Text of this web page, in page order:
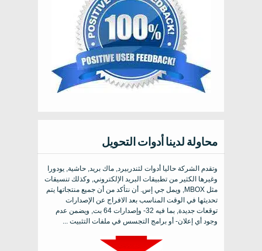
محاولة لدينا أدوات التحويل
وتقدم الشركة حاليا أدوات لثندربيرد, ماك بريد, حاشية, يودورا
وغيرها الكثير من تطبيقات البريد الإلكتروني, وكذلك تنسيقات
مثل MBOX, ويمل جي إس. أن نتأكد من أن جميع منتجاتها يتم
تحديثها في الوقت المناسب بعد الافراج عن الإصدارات
توقعات جديدة, بما فيه 32- وإصدارات 64 بت, ويضمن عدم
وجود أي إعلان- أو برامج التجسس في ملفات التثبيت ...